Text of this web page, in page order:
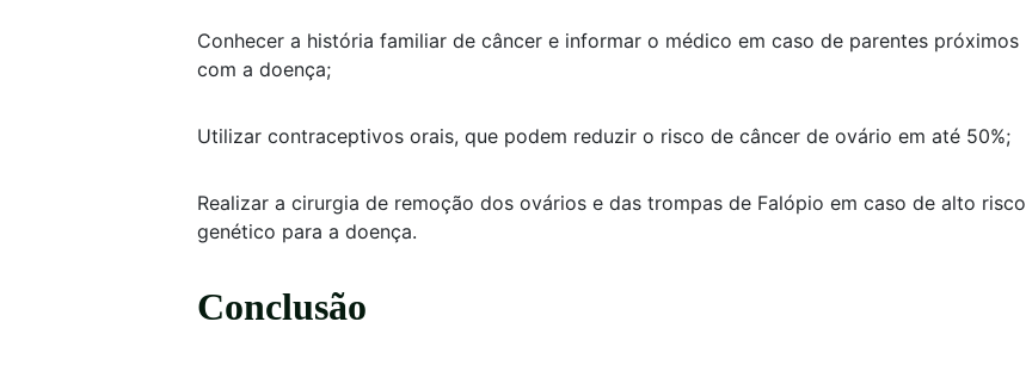
Conhecer a história familiar de câncer e informar o médico em caso de parentes próximos
com a doença;
Utilizar contraceptivos orais, que podem reduzir o risco de câncer de ovário em até 50%;
Realizar a cirurgia de remoção dos ovários e das trompas de Falópio em caso de alto risco
genético para a doença.
Conclusão